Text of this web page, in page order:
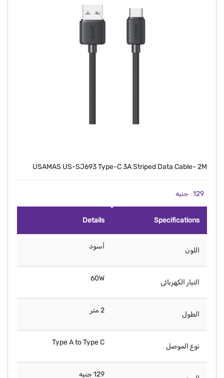
USAMAS US-SJ693 Type-C 3A Striped Data Cable- 2M
129 جنيه
Specifications
Details
اللون أسود
التيار الكهربائى 60W
الطول 2 متر
نوع الموصل Type A to Type C
129 جنيه